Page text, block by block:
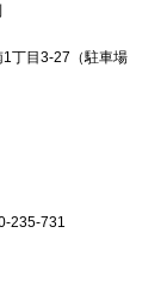
丁目3-27（駐車場
235-731